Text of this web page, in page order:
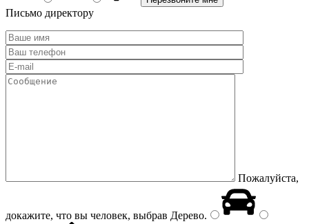
Письмо директору
Пожалуйста,
докажите, что вы человек, выбрав Дерево.